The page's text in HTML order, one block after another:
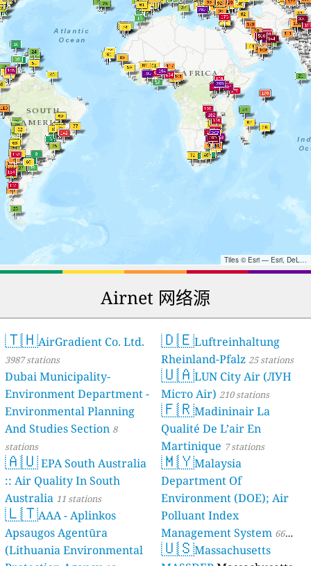
Tiles © Esri — Esri, DeLorme, NAVTEQ, TomTom, Intermap, iPC, USGS, FAO, NPS, NRCAN, GeoBase, Kadaster NL, Ordnance Survey, Esri Japan, METI, Esri China (Hong Kong), and the GIS User Community
Airnet 网络源
🇹🇭AirGradient Co. Ltd.
3987 stations
Dubai Municipality-
Environment Department -
Environmental Planning
And Studies Section 8
stations
🇦🇺EPA South Australia
:: Air Quality In South
Australia 11 stations
🇱🇹AAA - Aplinkos
Apsaugos Agentūra
(Lithuania Environmental
🇩🇪Luftreinhaltung
Rheinland-Pfalz 25 stations
🇺🇦LUN City Air (ЛУН
Місто Air) 210 stations
🇫🇷Madininair La
Qualité De L’air En
Martinique 7 stations
🇲🇾Malaysia
Department Of
Environment (DOE); Air
Polluant Index
Management System 66
stations
🇺🇸Massachusetts